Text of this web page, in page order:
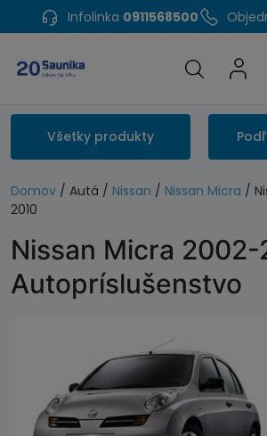
Infolinka 0911568500
Všetky produkty
Domov / Autá / Nissan / Nissan Micra /
2010
Nissan Micra 2002-
Autopríslušenstvo